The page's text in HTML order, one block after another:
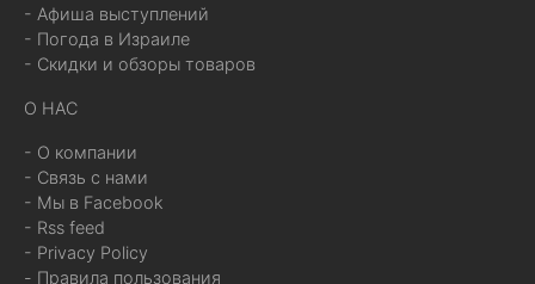
- Афиша выступлений
- Погода в Израиле
- Скидки и обзоры товаров
О НАС
- О компании
- Связь с нами
- Мы в Facebook
- Rss feed
- Privacy Policy
- Правила пользования